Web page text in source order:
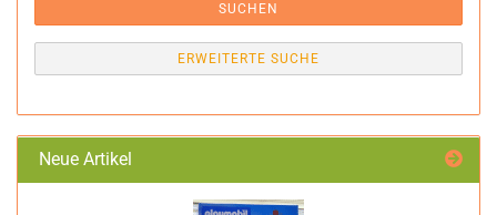
SUCHEN
ERWEITERTE SUCHE
Neue Artikel